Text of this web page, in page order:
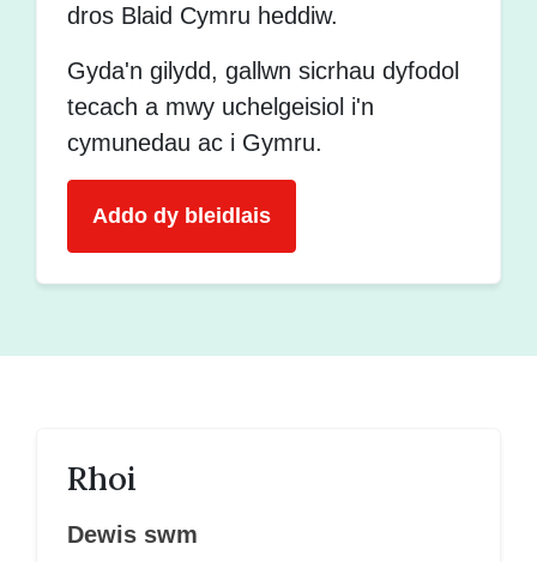
dros Blaid Cymru heddiw.
Gyda'n gilydd, gallwn sicrhau dyfodol
tecach a mwy uchelgeisiol i'n
cymunedau ac i Gymru.
Addo dy bleidlais
Rhoi
Dewis swm